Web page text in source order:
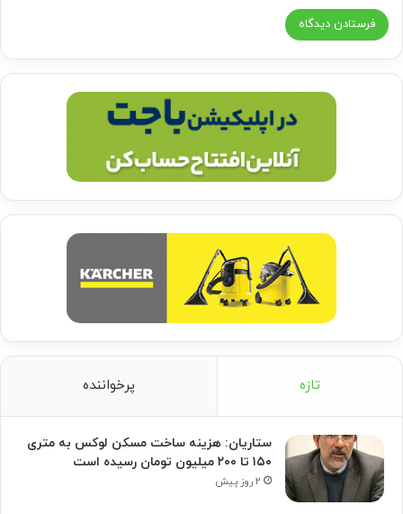
تازه پرخواننده
ستاریان: هزینه ساخت مسکن لوکس به متری
۱۵۰ تا ۲۰۰ میلیون تومان رسیده است
۲ روز پیش